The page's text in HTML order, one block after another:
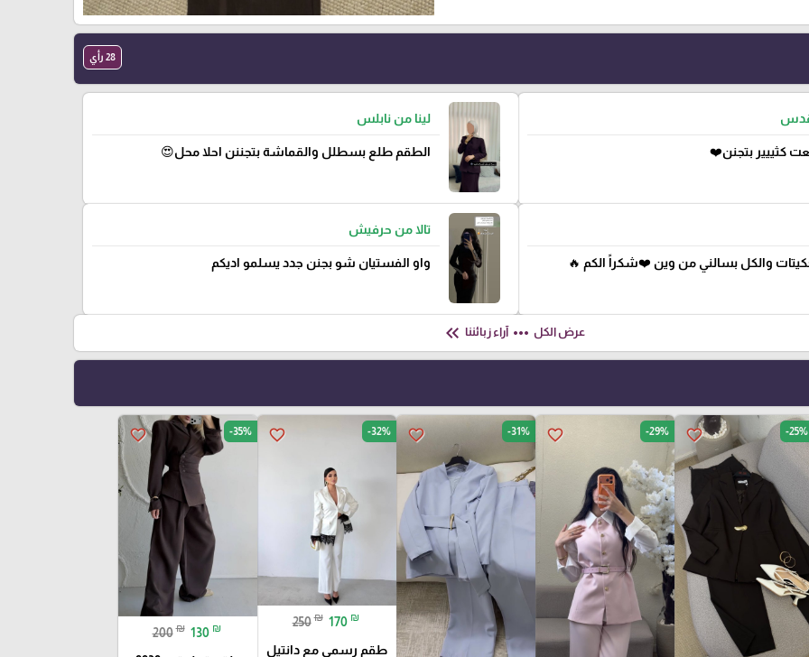
28 رأي
كثييير بتجنن❤️
لينا من نابلس
الطقم طلع بسطلل والقماشة بتجننن احلا محل😍
والكل بسالني من وين ❤️شكراً الكم 🔥
تالا من حرفيش
واو الفستيان شو بجنن جدد يسلمو اديكم
عرض الكل more_horiz آراء زبائننا keyboard_double_arrow_left
favorite_border -25%
favorite_border -29%
favorite_border -31%
favorite_border -32%
250 ₪ 170 ₪
طقم رسمي مع دانتيل
favorite_border -35%
200 ₪ 130 ₪